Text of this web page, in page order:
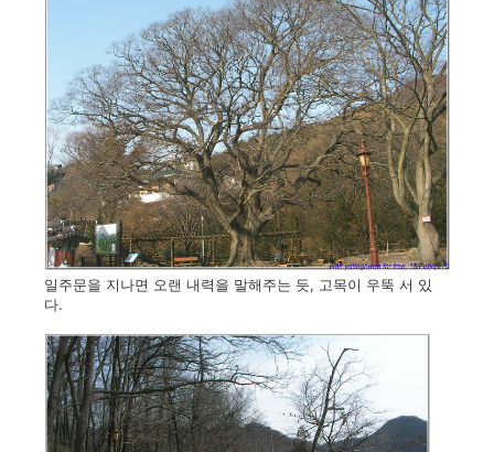
일주문을 지나면 오랜 내력을 말해주는 듯, 고목이 우뚝 서 있
다.